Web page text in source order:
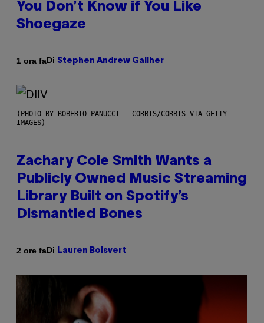
You Don’t Know if You Like
Shoegaze
1 ora faDi Stephen Andrew Galiher
(PHOTO BY ROBERTO PANUCCI – CORBIS/CORBIS VIA GETTY
IMAGES)
Zachary Cole Smith Wants a
Publicly Owned Music Streaming
Library Built on Spotify’s
Dismantled Bones
2 ore faDi Lauren Boisvert